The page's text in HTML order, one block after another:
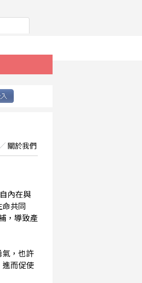
／ 關於我們
內在與
共同
，導致產
，也許
而促使